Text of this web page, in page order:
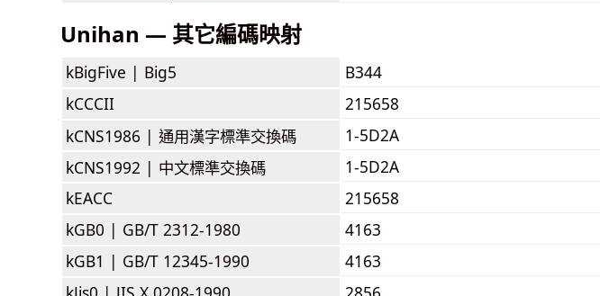
Unihan — 其它編碼映射
kBigFive | Big5
B344
kCCCII
215658
kCNS1986 | 通用漢字標準交換碼
1-5D2A
kCNS1992 | 中文標準交換碼
1-5D2A
kEACC
215658
kGB0 | GB/T 2312-1980
4163
kGB1 | GB/T 12345-1990
4163